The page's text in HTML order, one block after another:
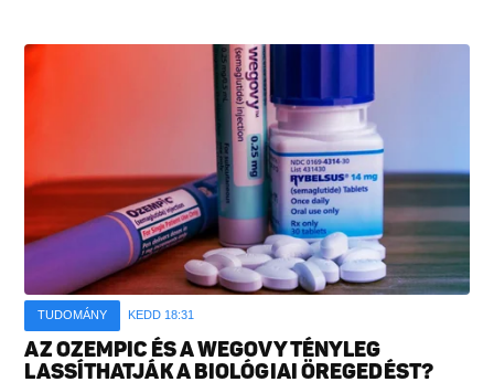
TUDOMÁNY KEDD 18:31
AZ OZEMPIC ÉS A WEGOVY TÉNYLEG
LASSÍTHATJÁK A BIOLÓGIAI ÖREGEDÉST?